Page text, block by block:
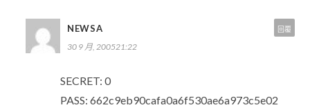
NEWSA
30 9 月, 200521:22
SECRET: 0
PASS: 662c9eb90cafa0a6f530ae6a973c5e02
回覆